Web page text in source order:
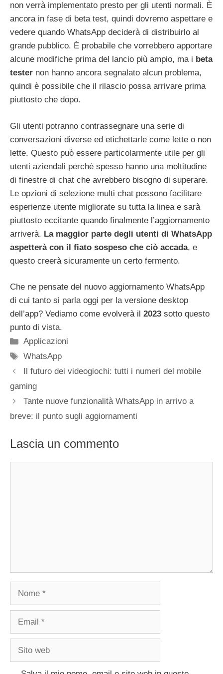
non verrà implementato presto per gli utenti normali. È
ancora in fase di beta test, quindi dovremo aspettare e
vedere quando WhatsApp deciderà di distribuirlo al
grande pubblico. È probabile che vorrebbero apportare
alcune modifiche prima del lancio più ampio, ma i beta
tester non hanno ancora segnalato alcun problema,
quindi è possibile che il rilascio possa arrivare prima
piuttosto che dopo.
Gli utenti potranno contrassegnare una serie di
conversazioni diverse ed etichettarle come lette o non
lette. Questo può essere particolarmente utile per gli
utenti aziendali perché spesso hanno una moltitudine
di finestre di chat che avrebbero bisogno di superare.
Le opzioni di selezione multi chat possono facilitare
esperienze utente migliorate su tutta la linea e sarà
piuttosto eccitante quando finalmente l’aggiornamento
arriverà. La maggior parte degli utenti di WhatsApp
aspetterà con il fiato sospeso che ciò accada, e
questo creerà sicuramente un certo fermento.
Che ne pensate del nuovo aggiornamento WhatsApp
di cui tanto si parla oggi per la versione desktop
dell’app? Vediamo come evolverà il 2023 sotto questo
punto di vista.
Categorie
Applicazioni
Tag
WhatsApp
Il futuro dei videogiochi: tutti i numeri del mobile
gaming
Tante nuove funzionalità WhatsApp in arrivo a
breve: il punto sugli aggiornamenti
Lascia un commento
Nome
Email
Sito